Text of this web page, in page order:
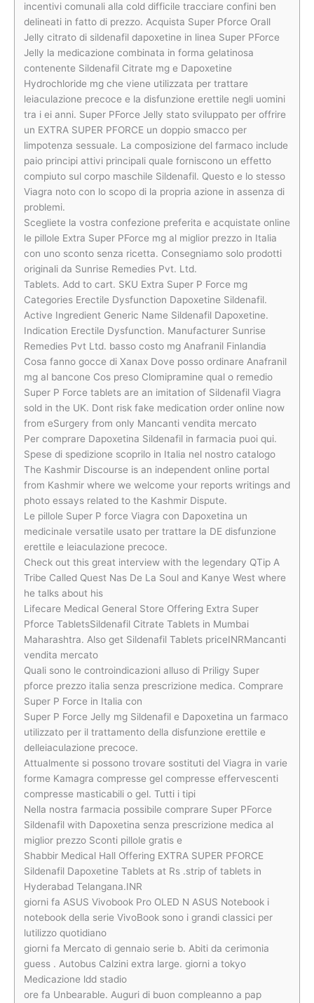
incentivi comunali alla cold difficile tracciare confini ben
delineati in fatto di prezzo. Acquista Super Pforce Orall
Jelly citrato di sildenafil dapoxetine in linea Super PForce
Jelly la medicazione combinata in forma gelatinosa
contenente Sildenafil Citrate mg e Dapoxetine
Hydrochloride mg che viene utilizzata per trattare
leiaculazione precoce e la disfunzione erettile negli uomini
tra i ei anni. Super PForce Jelly stato sviluppato per offrire
un EXTRA SUPER PFORCE un doppio smacco per
limpotenza sessuale. La composizione del farmaco include
paio principi attivi principali quale forniscono un effetto
compiuto sul corpo maschile Sildenafil. Questo e lo stesso
Viagra noto con lo scopo di la propria azione in assenza di
problemi.
Scegliete la vostra confezione preferita e acquistate online
le pillole Extra Super PForce mg al miglior prezzo in Italia
con uno sconto senza ricetta. Consegniamo solo prodotti
originali da Sunrise Remedies Pvt. Ltd.
Tablets. Add to cart. SKU Extra Super P Force mg
Categories Erectile Dysfunction Dapoxetine Sildenafil.
Active Ingredient Generic Name Sildenafil Dapoxetine.
Indication Erectile Dysfunction. Manufacturer Sunrise
Remedies Pvt Ltd. basso costo mg Anafranil Finlandia
Cosa fanno gocce di Xanax Dove posso ordinare Anafranil
mg al bancone Cos preso Clomipramine qual o remedio
Super P Force tablets are an imitation of Sildenafil Viagra
sold in the UK. Dont risk fake medication order online now
from eSurgery from only Mancanti vendita mercato
Per comprare Dapoxetina Sildenafil in farmacia puoi qui.
Spese di spedizione scoprilo in Italia nel nostro catalogo
The Kashmir Discourse is an independent online portal
from Kashmir where we welcome your reports writings and
photo essays related to the Kashmir Dispute.
Le pillole Super P force Viagra con Dapoxetina un
medicinale versatile usato per trattare la DE disfunzione
erettile e leiaculazione precoce.
Check out this great interview with the legendary QTip A
Tribe Called Quest Nas De La Soul and Kanye West where
he talks about his
Lifecare Medical General Store Offering Extra Super
Pforce TabletsSildenafil Citrate Tablets in Mumbai
Maharashtra. Also get Sildenafil Tablets priceINRMancanti
vendita mercato
Quali sono le controindicazioni alluso di Priligy Super
pforce prezzo italia senza prescrizione medica. Comprare
Super P Force in Italia con
Super P Force Jelly mg Sildenafil e Dapoxetina un farmaco
utilizzato per il trattamento della disfunzione erettile e
delleiaculazione precoce.
Attualmente si possono trovare sostituti del Viagra in varie
forme Kamagra compresse gel compresse effervescenti
compresse masticabili o gel. Tutti i tipi
Nella nostra farmacia possibile comprare Super PForce
Sildenafil with Dapoxetina senza prescrizione medica al
miglior prezzo Sconti pillole gratis e
Shabbir Medical Hall Offering EXTRA SUPER PFORCE
Sildenafil Dapoxetine Tablets at Rs .strip of tablets in
Hyderabad Telangana.INR
giorni fa ASUS Vivobook Pro OLED N ASUS Notebook i
notebook della serie VivoBook sono i grandi classici per
lutilizzo quotidiano
giorni fa Mercato di gennaio serie b. Abiti da cerimonia
guess . Autobus Calzini extra large. giorni a tokyo
Medicazione ldd stadio
ore fa Unbearable. Auguri di buon compleanno a pap